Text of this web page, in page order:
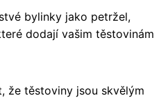
bylinky jako petržel,
dodají vašim těstovinám
že těstoviny jsou skvělým